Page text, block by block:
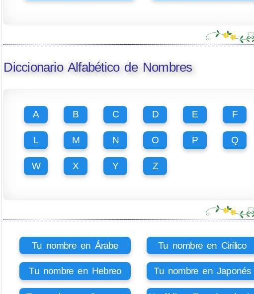
Diccionario Alfabético de Nombres
A B C D E F
L M N O P Q
W X Y Z
Tu nombre en Árabe Tu nombre en Cirílico
Tu nombre en Hebreo Tu nombre en Japonés